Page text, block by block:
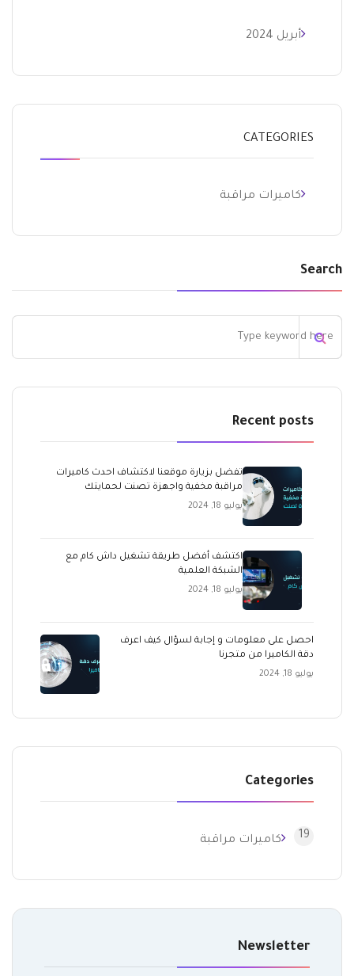
أبريل 2024
CATEGORIES
كاميرات مراقبة
Search
Recent posts
تفضل بزيارة موقعنا لاكتشاف احدث كاميرات
مراقبة مخفية واجهزة تصنت لحمايتك
يوليو 18, 2024
اكتشف أفضل طريقة تشغيل داش كام مع
الشبكة العلمية
يوليو 18, 2024
احصل على معلومات و إجابة لسؤال كيف اعرف
دقة الكاميرا من متجرنا
يوليو 18, 2024
Categories
كاميرات مراقبة 19
Newsletter